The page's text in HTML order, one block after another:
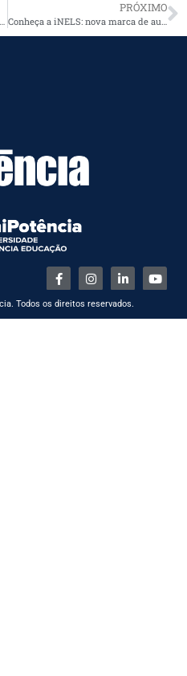
Schneider Electric anuncia novo disjuntor
PRÓXIMO
Conheça a iNELS: nova marca de automação do Grupo Discabos
Todos os direitos reservados.